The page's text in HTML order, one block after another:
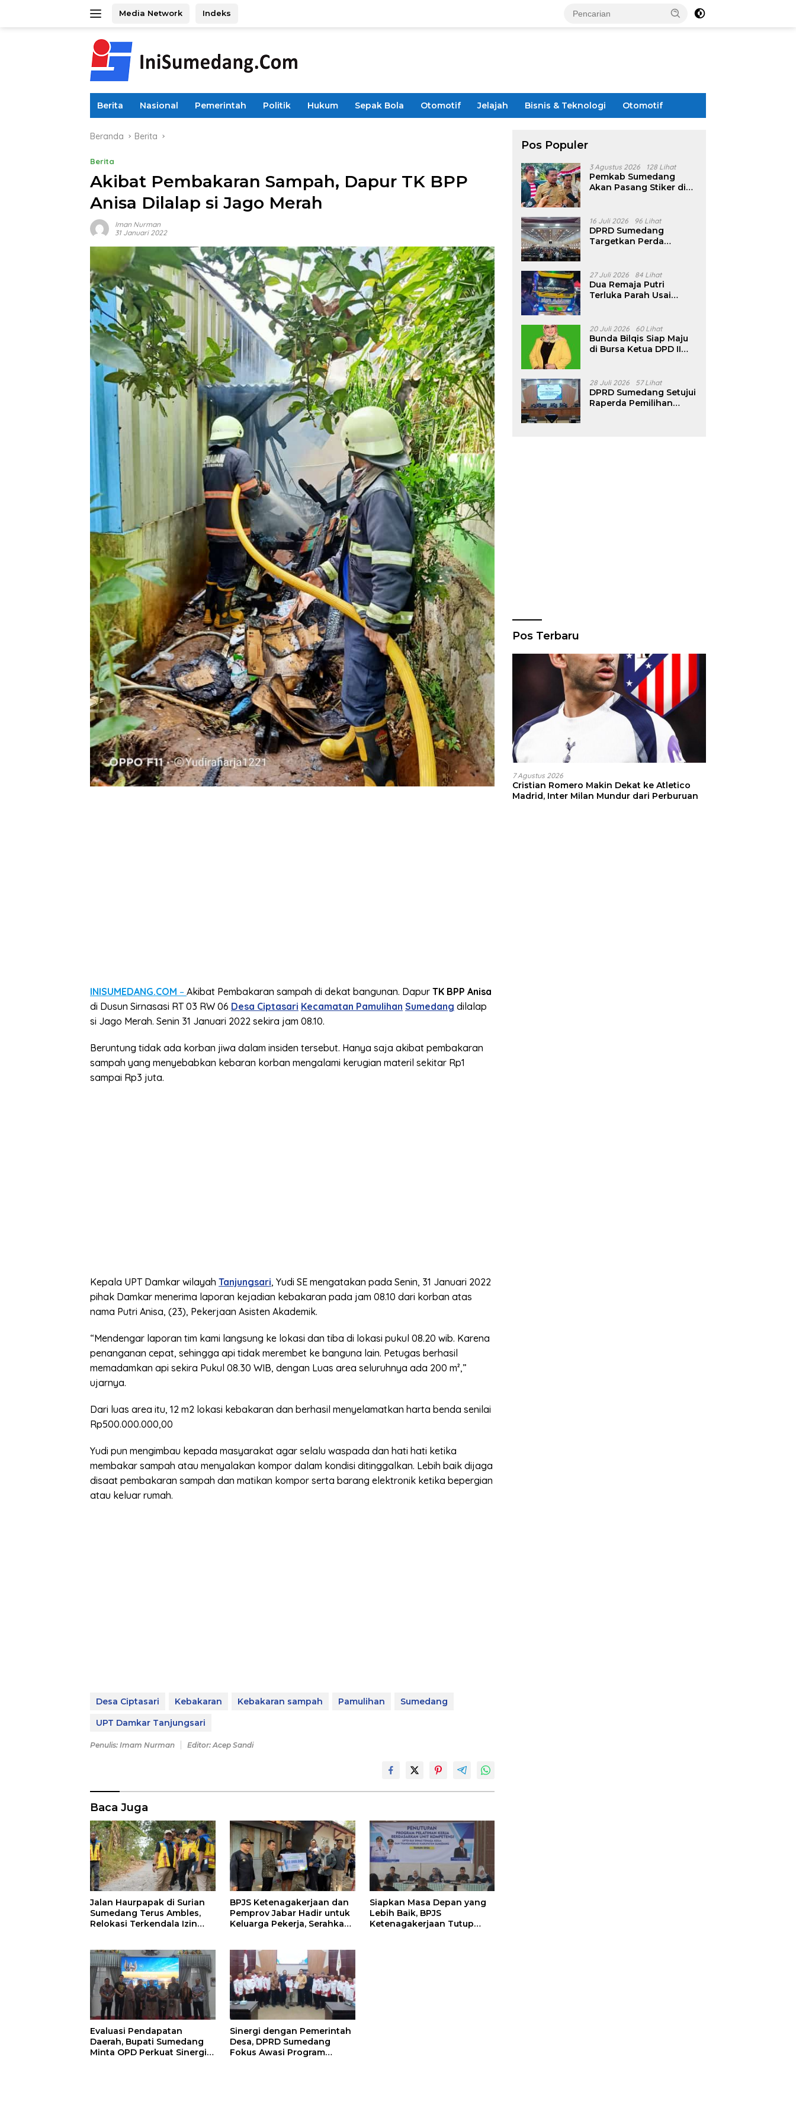
Media Network Indeks
Berita Nasional Pemerintah Politik Hukum Sepak Bola Otomotif Jelajah Bisnis & Teknologi Otomotif
Beranda Berita
Berita
Akibat Pembakaran Sampah, Dapur TK BPP
Anisa Dilalap si Jago Merah
Iman Nurman
31 Januari 2022
INISUMEDANG.COM – Akibat Pembakaran sampah di dekat bangunan. Dapur TK BPP Anisa
di Dusun Sirnasasi RT 03 RW 06 Desa Ciptasari Kecamatan Pamulihan Sumedang dilalap
si Jago Merah. Senin 31 Januari 2022 sekira jam 08.10.
Beruntung tidak ada korban jiwa dalam insiden tersebut. Hanya saja akibat pembakaran
sampah yang menyebabkan kebaran korban mengalami kerugian materil sekitar Rp1
sampai Rp3 juta.
Kepala UPT Damkar wilayah Tanjungsari, Yudi SE mengatakan pada Senin, 31 Januari 2022
pihak Damkar menerima laporan kejadian kebakaran pada jam 08.10 dari korban atas
nama Putri Anisa, (23), Pekerjaan Asisten Akademik.
“Mendengar laporan tim kami langsung ke lokasi dan tiba di lokasi pukul 08.20 wib. Karena
penanganan cepat, sehingga api tidak merembet ke banguna lain. Petugas berhasil
memadamkan api sekira Pukul 08.30 WIB, dengan Luas area seluruhnya ada 200 m²,”
ujarnya.
Dari luas area itu, 12 m2 lokasi kebakaran dan berhasil menyelamatkan harta benda senilai
Rp500.000.000,00
Yudi pun mengimbau kepada masyarakat agar selalu waspada dan hati hati ketika
membakar sampah atau menyalakan kompor dalam kondisi ditinggalkan. Lebih baik dijaga
disaat pembakaran sampah dan matikan kompor serta barang elektronik ketika bepergian
atau keluar rumah.
Desa Ciptasari Kebakaran Kebakaran sampah Pamulihan
Sumedang
UPT Damkar Tanjungsari
Penulis: Imam Nurman Editor: Acep Sandi
Baca Juga
Jalan Haurpapak di Surian
Sumedang Terus Ambles,
Relokasi Terkendala Izin
BPJS Ketenagakerjaan dan
Pemprov Jabar Hadir untuk
Keluarga Pekerja, Serahkan
Siapkan Masa Depan yang
Lebih Baik, BPJS
Ketenagakerjaan Tutup
Evaluasi Pendapatan
Daerah, Bupati Sumedang
Minta OPD Perkuat Sinergi
Sinergi dengan Pemerintah
Desa, DPRD Sumedang
Fokus Awasi Program
Pos Populer
3 Agustus 2026 128 Lihat
Pemkab Sumedang
Akan Pasang Stiker di
16 Juli 2026 96 Lihat
DPRD Sumedang
Targetkan Perda
Pencalonan Diperjelas
27 Juli 2026 84 Lihat
Dua Remaja Putri
Terluka Parah Usai
Tanjungsari Sumedang
20 Juli 2026 60 Lihat
Bunda Bilqis Siap Maju
di Bursa Ketua DPD II
28 Juli 2026 57 Lihat
DPRD Sumedang Setujui
Raperda Pemilihan
Pos Terbaru
7 Agustus 2026
Cristian Romero Makin Dekat ke Atletico
Madrid, Inter Milan Mundur dari Perburuan